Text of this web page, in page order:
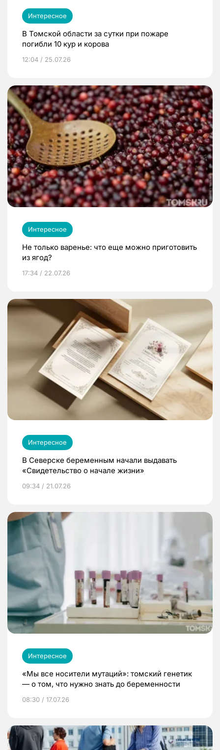
Интересное
В Томской области за сутки при пожаре
погибли 10 кур и корова
12:04 / 25.07.26
Интересное
Не только варенье: что еще можно приготовить
из ягод?
17:34 / 22.07.26
Интересное
В Северске беременным начали выдавать
«Свидетельство о начале жизни»
09:34 / 21.07.26
Интересное
«Мы все носители мутаций»: томский генетик
— о том, что нужно знать до беременности
08:30 / 17.07.26